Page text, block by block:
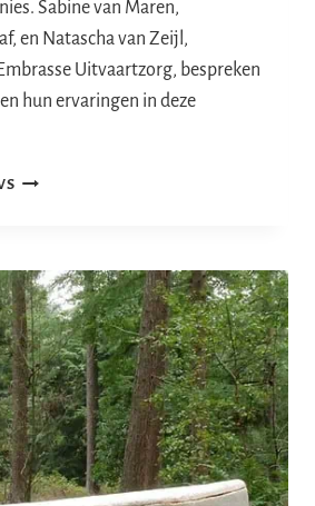
Sabine van Maren,
en Natascha van Zeijl,
Uitvaartzorg, bespreken
hun ervaringen in deze
PERSOONLIJKE
TREND
IN
DE
UITVAARTZORG